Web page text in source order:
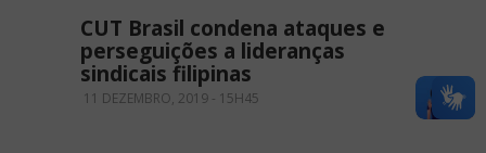
CUT Brasil condena ataques e
perseguições a lideranças
sindicais filipinas
11 DEZEMBRO, 2019 - 15H45